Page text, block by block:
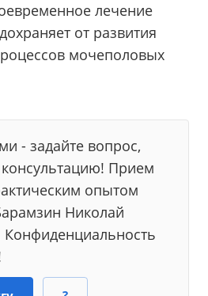
лечение
от развития
мочеполовых
- задайте вопрос,
Прием
опытом
Николай